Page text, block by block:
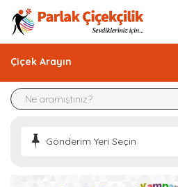
Çiçek Arayın
Gönderim Yeri Seçin